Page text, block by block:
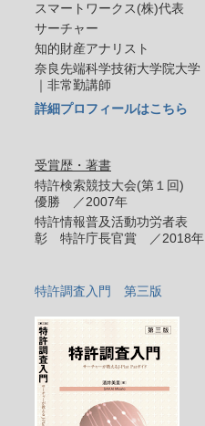
スマートワークス(株)代表
サーチャー
知的財産アナリスト
奈良先端科学技術大学院大学
｜非常勤講師
詳細プロフィールはこちら
受賞歴・著書
特許検索競技大会(第１回)
優勝 ／2007年
特許情報普及活動功労者表
彰 特許庁長官賞 ／2018年
特許調査入門 第三版